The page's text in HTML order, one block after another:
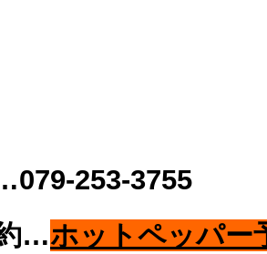
253-3755
…ホットペッパー